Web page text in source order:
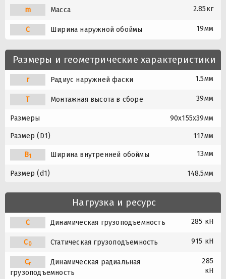
m Масса 2.85кг
C Ширина наружной обоймы 19мм
Размеры и геометрические характеристики
r Радиус наружней фаски 1.5мм
T Монтажная высота в сборе 39мм
Размеры 90x155x39мм
Размер (D1) 117мм
B1 Ширина внутренней обоймы 13мм
Размер (d1) 148.5мм
Нагрузка и ресурс
C Динамическая грузоподъемность 285 кН
C0 Статическая грузоподъемность 915 кН
Cr
Динамическая радиальная
грузоподъемность
285
кН